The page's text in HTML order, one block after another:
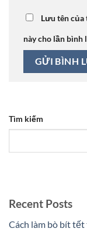
Lưu tên của
này cho lần bình
Tìm kiếm
Recent Posts
Cách làm bò bít